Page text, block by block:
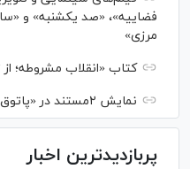
فضاییه»، «صد یکشنبه» و
مرزی»
کتاب «انقلاب مشروطه؛
نمایش ۲مستند در «پاتوق مستند»
پربازدیدترین اخبار